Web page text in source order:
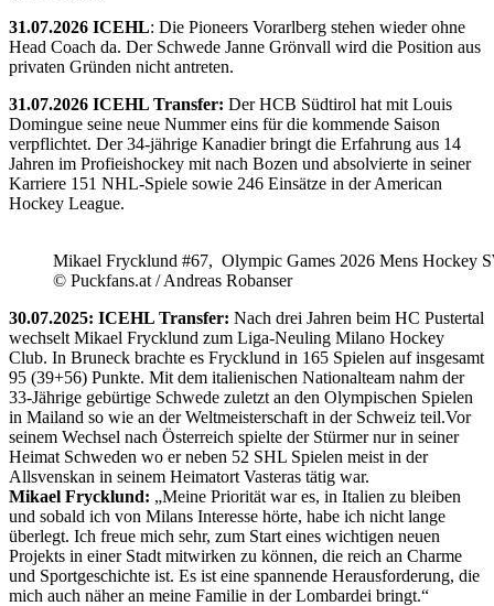
31.07.2026 ICEHL: Die Pioneers Vorarlberg stehen wieder ohne
Head Coach da. Der Schwede Janne Grönvall wird die Position aus
privaten Gründen nicht antreten.
31.07.2026 ICEHL Transfer: Der HCB Südtirol hat mit Louis
Domingue seine neue Nummer eins für die kommende Saison
verpflichtet. Der 34-jährige Kanadier bringt die Erfahrung aus 14
Jahren im Profieishockey mit nach Bozen und absolvierte in seiner
Karriere 151 NHL-Spiele sowie 246 Einsätze in der American
Hockey League.
Mikael Frycklund #67, Olympic Games 2026 Mens Hockey
© Puckfans.at / Andreas Robanser
30.07.2025: ICEHL Transfer: Nach drei Jahren beim HC Pustertal
wechselt Mikael Frycklund zum Liga-Neuling Milano Hockey
Club. In Bruneck brachte es Frycklund in 165 Spielen auf insgesamt
95 (39+56) Punkte. Mit dem italienischen Nationalteam nahm der
33-Jährige gebürtige Schwede zuletzt an den Olympischen Spielen
in Mailand so wie an der Weltmeisterschaft in der Schweiz teil.Vor
seinem Wechsel nach Österreich spielte der Stürmer nur in seiner
Heimat Schweden wo er neben 52 SHL Spielen meist in der
Allsvenskan in seinem Heimatort Vasteras tätig war.
Mikael Frycklund: „Meine Priorität war es, in Italien zu bleiben
und sobald ich von Milans Interesse hörte, habe ich nicht lange
überlegt. Ich freue mich sehr, zum Start eines wichtigen neuen
Projekts in einer Stadt mitwirken zu können, die reich an Charme
und Sportgeschichte ist. Es ist eine spannende Herausforderung, die
mich auch näher an meine Familie in der Lombardei bringt.“